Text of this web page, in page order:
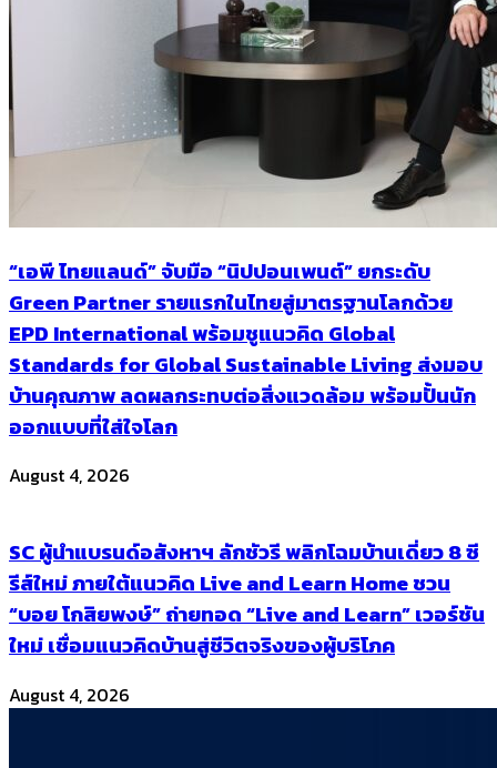
“เอพี ไทยแลนด์” จับมือ “นิปปอนเพนต์” ยกระดับ
Green Partner รายแรกในไทยสู่มาตรฐานโลกด้วย
EPD International พร้อมชูแนวคิด Global
Standards for Global Sustainable Living ส่งมอบ
บ้านคุณภาพ ลดผลกระทบต่อสิ่งแวดล้อม พร้อมปั้นนัก
ออกแบบที่ใส่ใจโลก
August 4, 2026
SC ผู้นำแบรนด์อสังหาฯ ลักชัวรี พลิกโฉมบ้านเดี่ยว 8 ซี
รีส์ใหม่ ภายใต้แนวคิด Live and Learn Home ชวน
“บอย โกสิยพงษ์” ถ่ายทอด “Live and Learn” เวอร์ชัน
ใหม่ เชื่อมแนวคิดบ้านสู่ชีวิตจริงของผู้บริโภค
August 4, 2026